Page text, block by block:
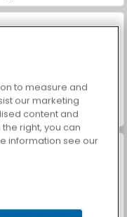
Farm Merge Valley
to measure and
our marketing
content and
right, you can
information see our